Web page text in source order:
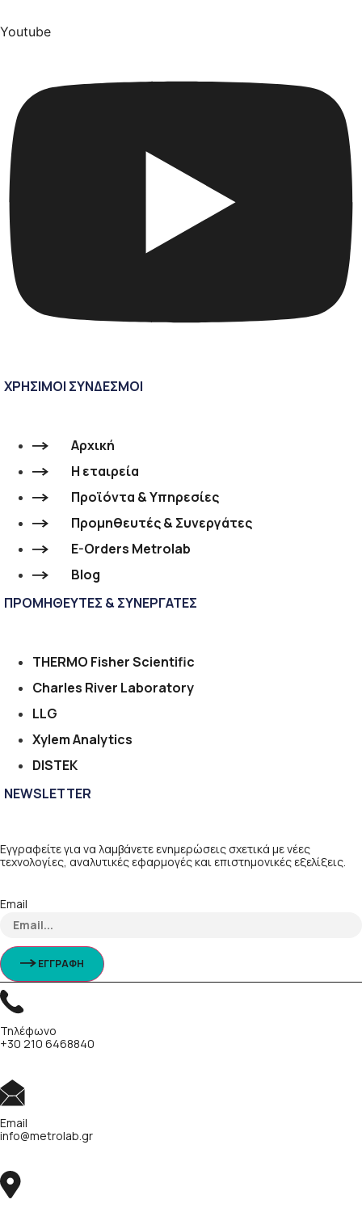
Youtube
ΧΡΗΣΙΜΟΙ ΣΥΝΔΕΣΜΟΙ
Αρχική
Η εταιρεία
Προϊόντα & Υπηρεσίες
Προμηθευτές & Συνεργάτες
E-Orders Metrolab
Blog
ΠΡΟΜΗΘΕΥΤΕΣ & ΣΥΝΕΡΓΑΤΕΣ
THERMO Fisher Scientific
Charles River Laboratory
LLG
Xylem Analytics
DISTEK
NEWSLETTER
Εγγραφείτε για να λαμβάνετε ενημερώσεις σχετικά με νέες
τεχνολογίες, αναλυτικές εφαρμογές και επιστημονικές εξελίξεις.
Email
ΕΓΓΡΑΦΗ
Τηλέφωνο
+30 210 6468840
Email
info@metrolab.gr